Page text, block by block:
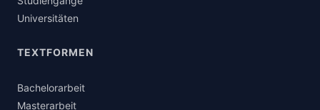
Universitäten
TEXTFORMEN
Bachelorarbeit
Masterarbeit